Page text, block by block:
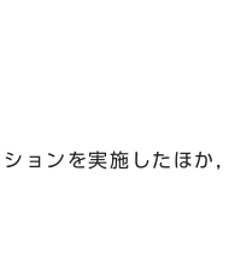
ョンを実施したほか，